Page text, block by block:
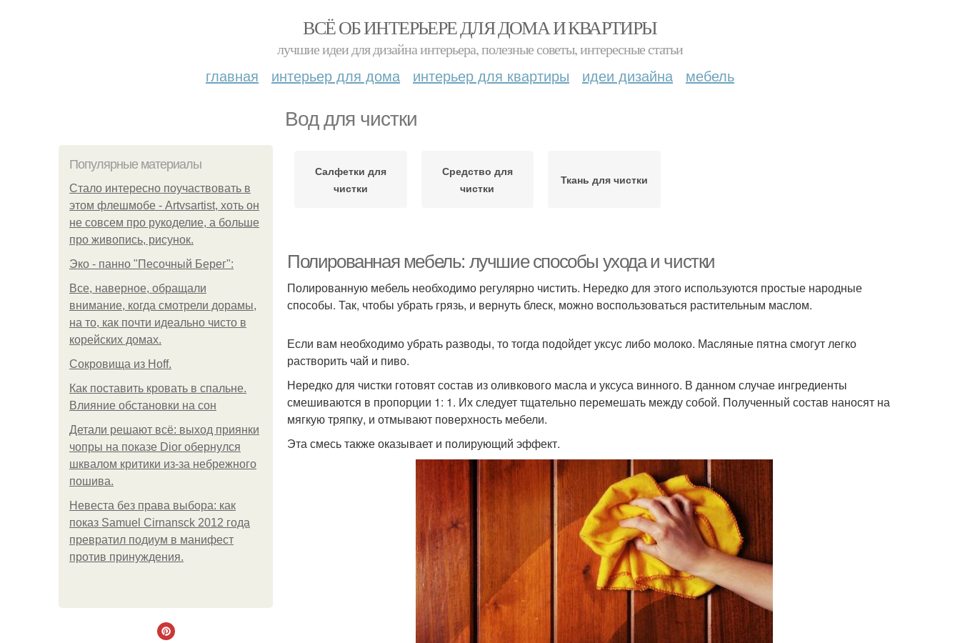
ВСЁ ОБ ИНТЕРЬЕРЕ ДЛЯ ДОМА И КВАРТИРЫ
лучшие идеи для дизайна интерьера, полезные советы, интересные статьи
главная интерьер для дома интерьер для квартиры идеи дизайна мебель
Вод для чистки
Популярные материалы
Стало интересно поучаствовать в
этом флешмобе - Artvsartist, хоть он
не совсем про рукоделие, а больше
про живопись, рисунок.
Эко - панно "Песочный Берег":
Все, наверное, обращали
внимание, когда смотрели дорамы,
на то, как почти идеально чисто в
корейских домах.
Сокровища из Hoff.
Как поставить кровать в спальне.
Влияние обстановки на сон
Детали решают всё: выход приянки
чопры на показе Dior обернулся
шквалом критики из-за небрежного
пошива.
Невеста без права выбора: как
показ Samuel Cirnansck 2012 года
превратил подиум в манифест
против принуждения.
Салфетки для
чистки
Средство для
чистки
Ткань для чистки
Полированная мебель: лучшие способы ухода и чистки
Полированную мебель необходимо регулярно чистить. Нередко для этого используются простые народные
способы. Так, чтобы убрать грязь, и вернуть блеск, можно воспользоваться растительным маслом.
Если вам необходимо убрать разводы, то тогда подойдет уксус либо молоко. Масляные пятна смогут легко
растворить чай и пиво.
Нередко для чистки готовят состав из оливкового масла и уксуса винного. В данном случае ингредиенты
смешиваются в пропорции 1: 1. Их следует тщательно перемешать между собой. Полученный состав наносят на
мягкую тряпку, и отмывают поверхность мебели.
Эта смесь также оказывает и полирующий эффект.